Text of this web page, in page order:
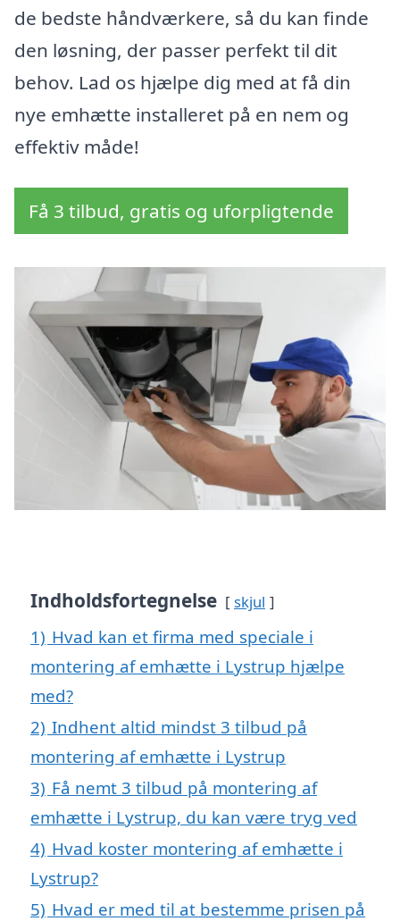
de bedste håndværkere, så du kan finde
den løsning, der passer perfekt til dit
behov. Lad os hjælpe dig med at få din
nye emhætte installeret på en nem og
effektiv måde!
Få 3 tilbud, gratis og uforpligtende
Indholdsfortegnelse skjul
1) Hvad kan et firma med speciale i
montering af emhætte i Lystrup hjælpe
med?
2) Indhent altid mindst 3 tilbud på
montering af emhætte i Lystrup
3) Få nemt 3 tilbud på montering af
emhætte i Lystrup, du kan være tryg ved
4) Hvad koster montering af emhætte i
Lystrup?
5) Hvad er med til at bestemme prisen på